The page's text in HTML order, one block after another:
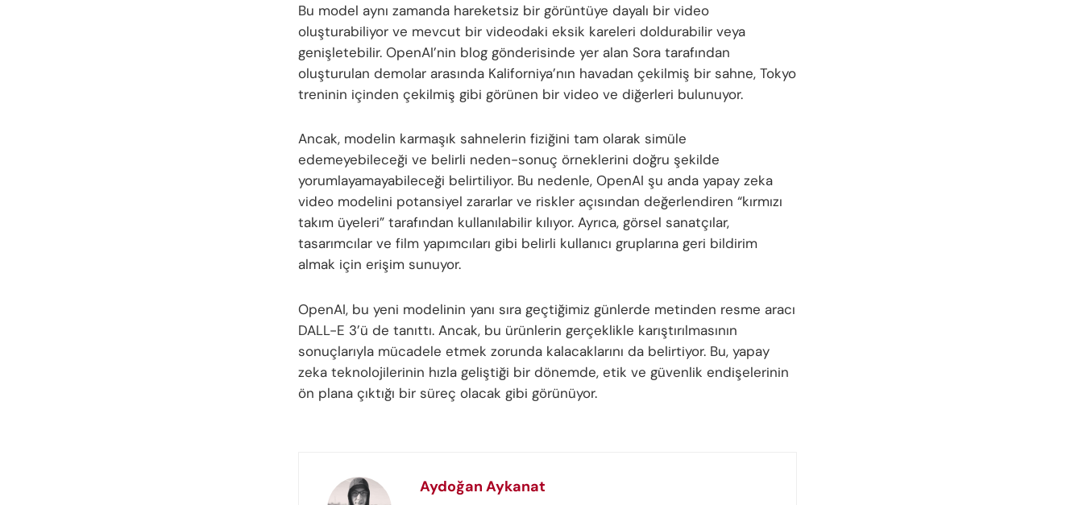
Bu model aynı zamanda hareketsiz bir görüntüye dayalı bir video
oluşturabiliyor ve mevcut bir videodaki eksik kareleri doldurabilir veya
genişletebilir. OpenAI’nin blog gönderisinde yer alan Sora tarafından
oluşturulan demolar arasında Kaliforniya’nın havadan çekilmiş bir sahne, Tokyo
treninin içinden çekilmiş gibi görünen bir video ve diğerleri bulunuyor.
Ancak, modelin karmaşık sahnelerin fiziğini tam olarak simüle
edemeyebileceği ve belirli neden-sonuç örneklerini doğru şekilde
yorumlayamayabileceği belirtiliyor. Bu nedenle, OpenAI şu anda yapay zeka
video modelini potansiyel zararlar ve riskler açısından değerlendiren “kırmızı
takım üyeleri” tarafından kullanılabilir kılıyor. Ayrıca, görsel sanatçılar,
tasarımcılar ve film yapımcıları gibi belirli kullanıcı gruplarına geri bildirim
almak için erişim sunuyor.
OpenAI, bu yeni modelinin yanı sıra geçtiğimiz günlerde metinden resme aracı
DALL-E 3’ü de tanıttı. Ancak, bu ürünlerin gerçeklikle karıştırılmasının
sonuçlarıyla mücadele etmek zorunda kalacaklarını da belirtiyor. Bu, yapay
zeka teknolojilerinin hızla geliştiği bir dönemde, etik ve güvenlik endişelerinin
ön plana çıktığı bir süreç olacak gibi görünüyor.
Aydoğan Aykanat